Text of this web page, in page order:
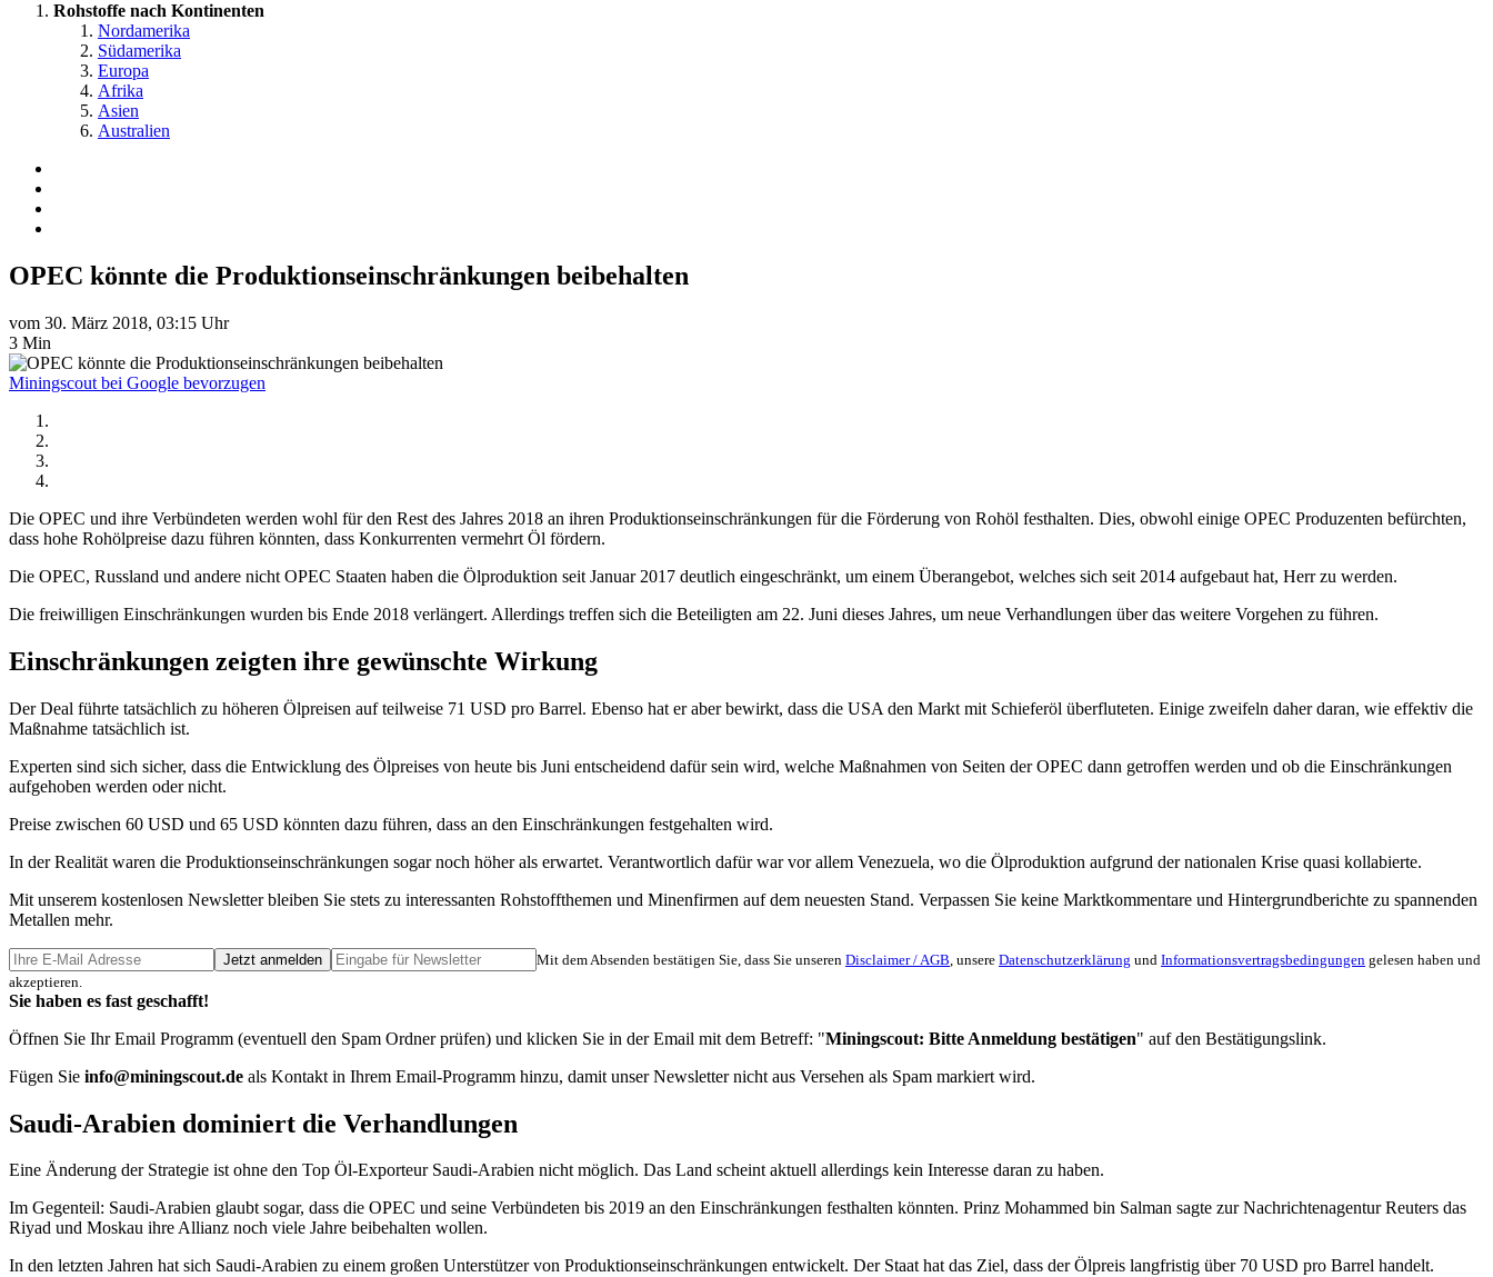
Rohstoffe nach Kontinenten
Nordamerika
Südamerika
Europa
Afrika
Asien
Australien
OPEC könnte die Produktionseinschränkungen beibehalten
vom 30. März 2018, 03:15 Uhr
3 Min
Miningscout bei Google bevorzugen
Die OPEC und ihre Verbündeten werden wohl für den Rest des Jahres 2018 an ihren Produktionseinschränkungen für die Förderung von Rohöl festhalten. Dies, obwohl einige OPEC Produzenten befürchten,
dass hohe Rohölpreise dazu führen könnten, dass Konkurrenten vermehrt Öl fördern.
Die OPEC, Russland und andere nicht OPEC Staaten haben die Ölproduktion seit Januar 2017 deutlich eingeschränkt, um einem Überangebot, welches sich seit 2014 aufgebaut hat, Herr zu werden.
Die freiwilligen Einschränkungen wurden bis Ende 2018 verlängert. Allerdings treffen sich die Beteiligten am 22. Juni dieses Jahres, um neue Verhandlungen über das weitere Vorgehen zu führen.
Einschränkungen zeigten ihre gewünschte Wirkung
Der Deal führte tatsächlich zu höheren Ölpreisen auf teilweise 71 USD pro Barrel. Ebenso hat er aber bewirkt, dass die USA den Markt mit Schieferöl überfluteten. Einige zweifeln daher daran, wie effektiv die
Maßnahme tatsächlich ist.
Experten sind sich sicher, dass die Entwicklung des Ölpreises von heute bis Juni entscheidend dafür sein wird, welche Maßnahmen von Seiten der OPEC dann getroffen werden und ob die Einschränkungen
aufgehoben werden oder nicht.
Preise zwischen 60 USD und 65 USD könnten dazu führen, dass an den Einschränkungen festgehalten wird.
In der Realität waren die Produktionseinschränkungen sogar noch höher als erwartet. Verantwortlich dafür war vor allem Venezuela, wo die Ölproduktion aufgrund der nationalen Krise quasi kollabierte.
Mit unserem kostenlosen Newsletter bleiben Sie stets zu interessanten Rohstoffthemen und Minenfirmen auf dem neuesten Stand. Verpassen Sie keine Marktkommentare und Hintergrundberichte zu spannenden
Metallen mehr.
Jetzt anmelden Mit dem Absenden bestätigen Sie, dass Sie unseren Disclaimer / AGB , unsere Datenschutzerklärung und Informationsvertragsbedingungen gelesen haben und
akzeptieren.
Sie haben es fast geschafft!
Öffnen Sie Ihr Email Programm (eventuell den Spam Ordner prüfen) und klicken Sie in der Email mit dem Betreff: "Miningscout: Bitte Anmeldung bestätigen" auf den Bestätigungslink.
Fügen Sie info@miningscout.de als Kontakt in Ihrem Email-Programm hinzu, damit unser Newsletter nicht aus Versehen als Spam markiert wird.
Saudi-Arabien dominiert die Verhandlungen
Eine Änderung der Strategie ist ohne den Top Öl-Exporteur Saudi-Arabien nicht möglich. Das Land scheint aktuell allerdings kein Interesse daran zu haben.
Im Gegenteil: Saudi-Arabien glaubt sogar, dass die OPEC und seine Verbündeten bis 2019 an den Einschränkungen festhalten könnten. Prinz Mohammed bin Salman sagte zur Nachrichtenagentur Reuters das
Riyad und Moskau ihre Allianz noch viele Jahre beibehalten wollen.
In den letzten Jahren hat sich Saudi-Arabien zu einem großen Unterstützer von Produktionseinschränkungen entwickelt. Der Staat hat das Ziel, dass der Ölpreis langfristig über 70 USD pro Barrel handelt.